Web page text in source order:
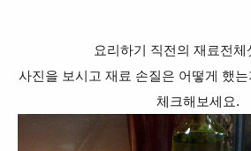
요리하기 직전의 재료전체
사진을 보시고 재료 손질은 어떻게 했
체크해보세요.